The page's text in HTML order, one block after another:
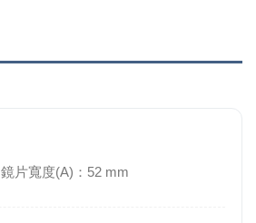
鏡片寬度(A)：52 mm